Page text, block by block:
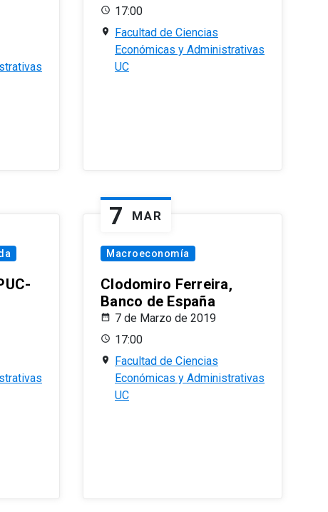
17:00
Facultad de Ciencias
Económicas y Administrativas
UC
7 MAR
Macroeconomía
Clodomiro Ferreira,
Banco de España
7 de Marzo de 2019
17:00
Facultad de Ciencias
Económicas y Administrativas
UC